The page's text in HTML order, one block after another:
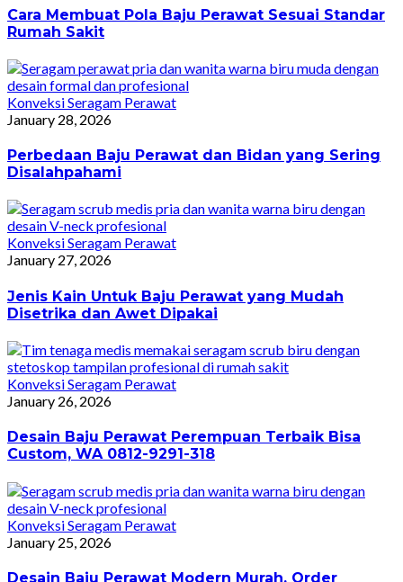
Cara Membuat Pola Baju Perawat Sesuai Standar
Rumah Sakit
Konveksi Seragam Perawat
January 28, 2026
Perbedaan Baju Perawat dan Bidan yang Sering
Disalahpahami
Konveksi Seragam Perawat
January 27, 2026
Jenis Kain Untuk Baju Perawat yang Mudah
Disetrika dan Awet Dipakai
Konveksi Seragam Perawat
January 26, 2026
Desain Baju Perawat Perempuan Terbaik Bisa
Custom, WA 0812-9291-318
Konveksi Seragam Perawat
January 25, 2026
Desain Baju Perawat Modern Murah, Order